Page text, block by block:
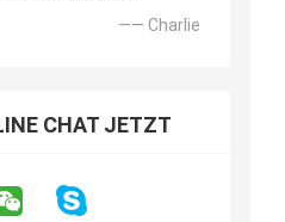
—— Charlie
CHAT JETZT